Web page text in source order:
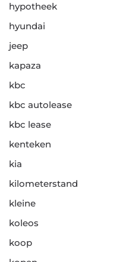
hypotheek
hyundai
jeep
kapaza
kbc
kbc autolease
kbc lease
kenteken
kia
kilometerstand
kleine
koleos
koop